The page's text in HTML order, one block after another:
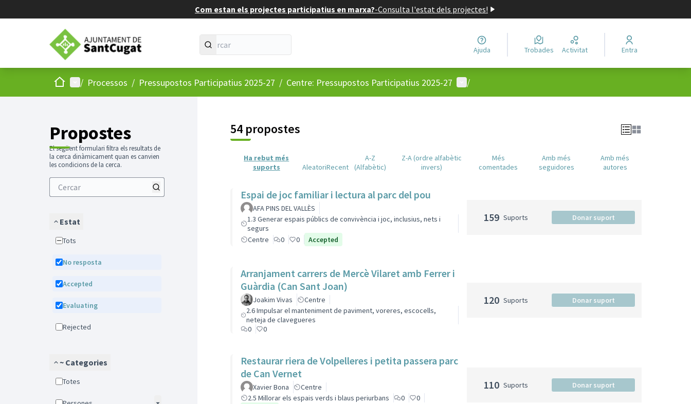
Com estan els projectes participatius en marxa?-Consulta l'estat dels projectes!
Ajuda Trobades Activitat Entra
Inici Menú principal
/ Processos / Pressupostos Participatius 2025-27 / Centre: Pressupostos Participatius 2025-27 Menú d'usuari
/
Propostes
El següent formulari filtra els resultats de
la cerca dinàmicament quan es canvien
les condicions de la cerca.
Estat
Tots
No resposta
Accepted
Evaluating
Rejected
~ Categories
Totes
54 propostes
Ha rebut més
suports
AleatoriRecent
A-Z
(Alfabètic)
Z-A (ordre alfabètic
invers)
Més
comentades
Amb més
seguidores
Amb més
autores
Espai de joc familiar i lectura al parc del pou
AFA PINS DEL VALLÈS
1.3 Generar espais públics de convivència i joc, inclusius, nets i
segurs
Centre
0 0 Accepted
159 Suports Donar suport
Arranjament carrers de Mercè Vilaret amb Ferrer i
Guàrdia (Can Sant Joan)
Joakim Vivas
Centre
2.6 Impulsar el manteniment de paviment, voreres, escocells,
neteja de clavegueres
0
0
120 Suports Donar suport
Restaurar riera de Volpelleres i petita passera parc
de Can Vernet
Xavier Bona
Centre
2.5 Millorar els espais verds i blaus periurbans
0
0
110 Suports Donar suport